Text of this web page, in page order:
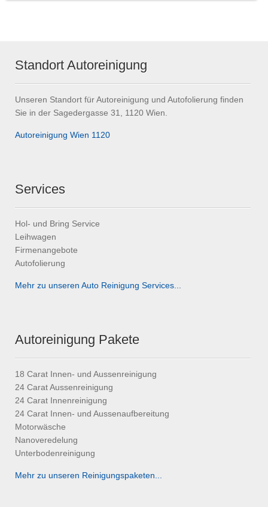
Standort Autoreinigung
Unseren Standort für Autoreinigung und Autofolierung finden
Sie in der Sagedergasse 31, 1120 Wien.
Autoreinigung Wien 1120
Services
Hol- und Bring Service
Leihwagen
Firmenangebote
Autofolierung
Mehr zu unseren Auto Reinigung Services...
Autoreinigung Pakete
18 Carat Innen- und Aussenreinigung
24 Carat Aussenreinigung
24 Carat Innenreinigung
24 Carat Innen- und Aussenaufbereitung
Motorwäsche
Nanoveredelung
Unterbodenreinigung
Mehr zu unseren Reinigungspaketen...